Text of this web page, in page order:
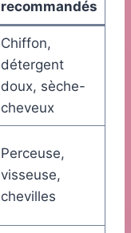
recommandés
Chiffon,
détergent
doux, sèche-
cheveux
Perceuse,
visseuse,
chevilles